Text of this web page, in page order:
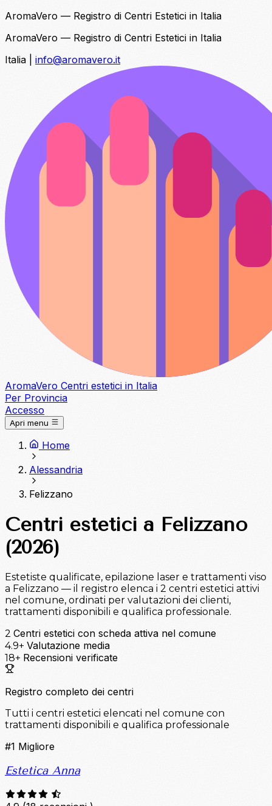
AromaVero — Registro di Centri Estetici in Italia
AromaVero — Registro di Centri Estetici in Italia
Italia
info@aromavero.it
AromaVero Centri estetici in Italia
Per Provincia
Accesso
Apri menu
Home
Alessandria
Felizzano
Centri estetici a Felizzano
(2026)
Estetiste qualificate, epilazione laser e trattamenti viso
a Felizzano — il registro elenca i 2 centri estetici attivi
nel comune, ordinati per valutazioni dei clienti,
trattamenti disponibili e qualifica professionale.
2 Centri estetici con scheda attiva nel comune
4.9+ Valutazione media
18+ Recensioni verificate
Registro completo dei centri
Tutti i centri estetici elencati nel comune con
trattamenti disponibili e qualifica professionale
#1 Migliore
Estetica Anna